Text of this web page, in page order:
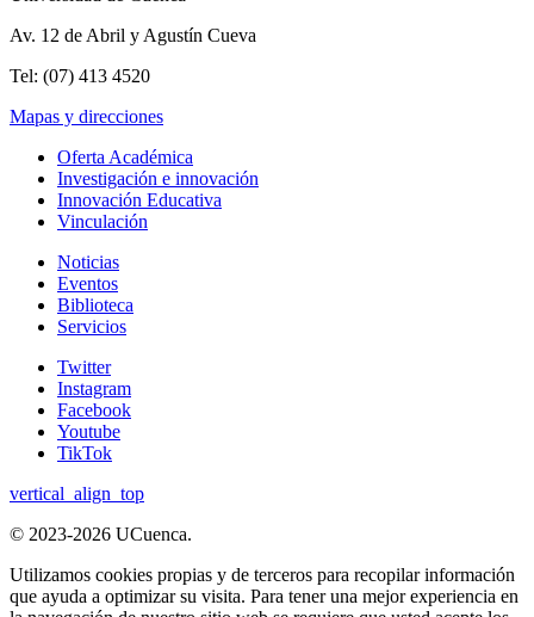
Av. 12 de Abril y Agustín Cueva
Tel: (07) 413 4520
Mapas y direcciones
Oferta Académica
Investigación e innovación
Innovación Educativa
Vinculación
Noticias
Eventos
Biblioteca
Servicios
Twitter
Instagram
Facebook
Youtube
TikTok
vertical_align_top
© 2023-2026 UCuenca.
Utilizamos cookies propias y de terceros para recopilar información
que ayuda a optimizar su visita. Para tener una mejor experiencia en